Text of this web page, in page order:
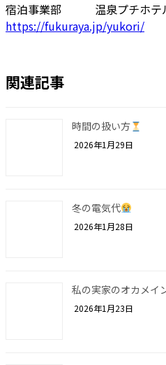
宿泊事業部 温泉プチホ
https://fukuraya.jp/yukori/
関連記事
時間の扱い方
2026年1月29日
冬の電気代
2026年1月28日
私の実家のオカメイ
2026年1月23日